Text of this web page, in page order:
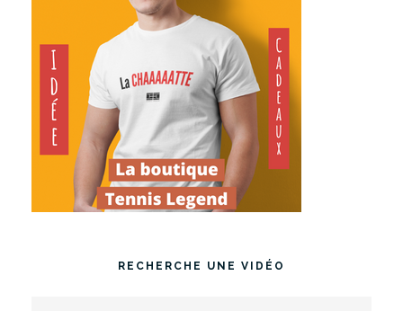
RECHERCHE UNE VIDÉO